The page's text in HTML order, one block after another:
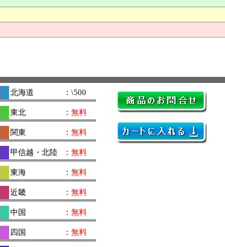
北海道 ：\500
東北 ： 無料
関東 ： 無料
甲信越・北陸 ： 無料
東海 ： 無料
近畿 ： 無料
中国 ： 無料
四国 ： 無料